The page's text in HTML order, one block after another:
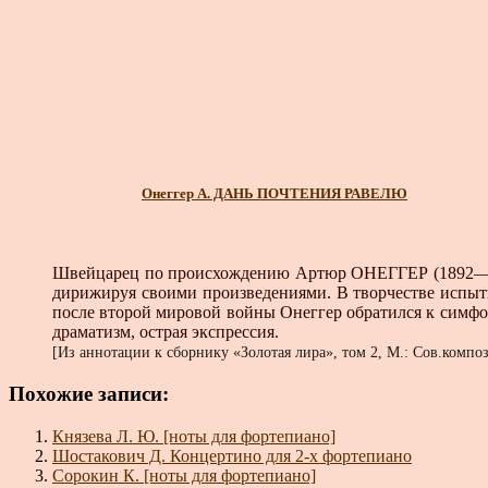
Онеггер А. ДАНЬ ПОЧТЕНИЯ РАВЕЛЮ
Швейцарец по происхождению Артюр ОНЕГГЕР (1892—
дирижируя своими произведениями. В творчестве
после второй мировой войны Онеггер обратился к
драматизм, острая экспрессия.
[Из аннотации к сборнику «Золотая лира», том 2, М.:
Похожие записи:
Князева Л. Ю. [ноты для фортепиано]
Шостакович Д. Концертино для 2-х фортепиано
Сорокин К. [ноты для фортепиано]